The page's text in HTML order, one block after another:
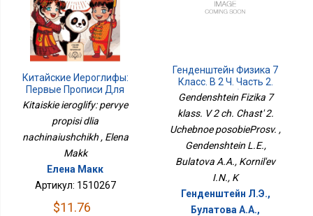
Китайские Иероглифы:
Первые Прописи Для
Начинающих
Kitaiskie ieroglify: pervye
propisi dlia
nachinaiushchikh , Elena
Makk
Елена Макк
Артикул: 1510267
$11.76
Генденштейн Физика 7
Класс. В 2 Ч. Часть 2.
Учебное ПособиеПросв.
Gendenshtein Fizika 7
klass. V 2 ch. Chast' 2.
Uchebnoe posobieProsv. ,
Gendenshtein L.E.,
Bulatova A.A., Kornil'ev
I.N., K
Генденштейн Л.Э.,
Булатова А.А.,